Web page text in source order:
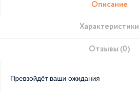
Описание
Характеристики
Отзывы (0)
Превзойдёт ваши ожидания